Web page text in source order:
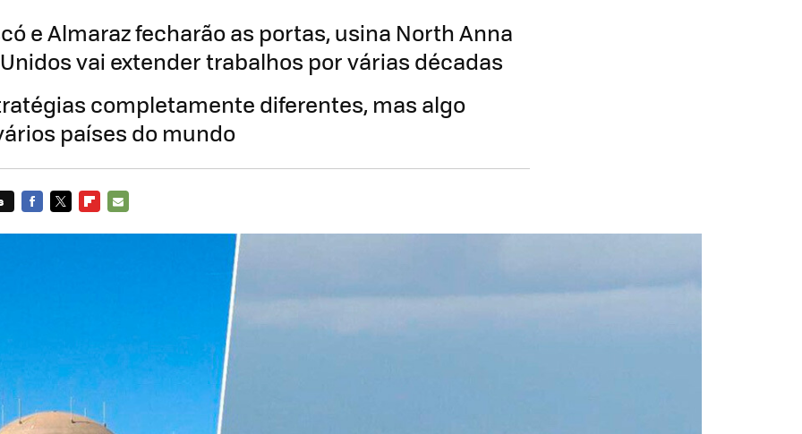
e Almaraz fecharão as portas, usina North Anna
vai extender trabalhos por várias décadas
completamente diferentes, mas algo
países do mundo